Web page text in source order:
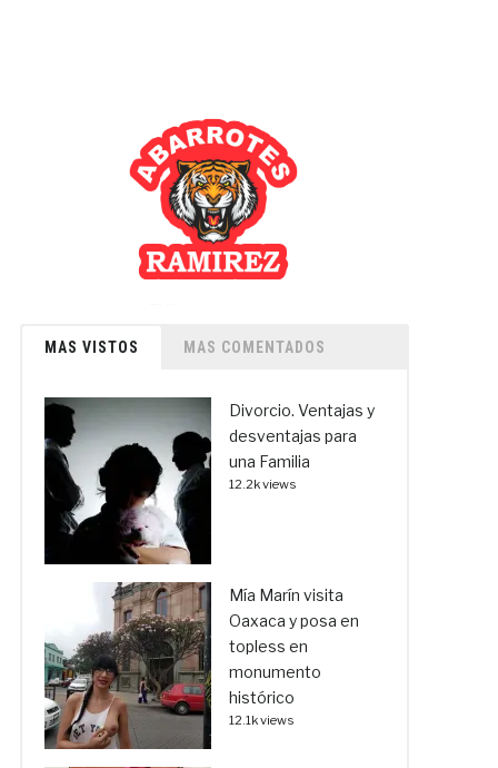
MAS VISTOS MAS COMENTADOS
Divorcio. Ventajas y
desventajas para
una Familia
12.2k views
Mía Marín visita
Oaxaca y posa en
topless en
monumento
histórico
12.1k views